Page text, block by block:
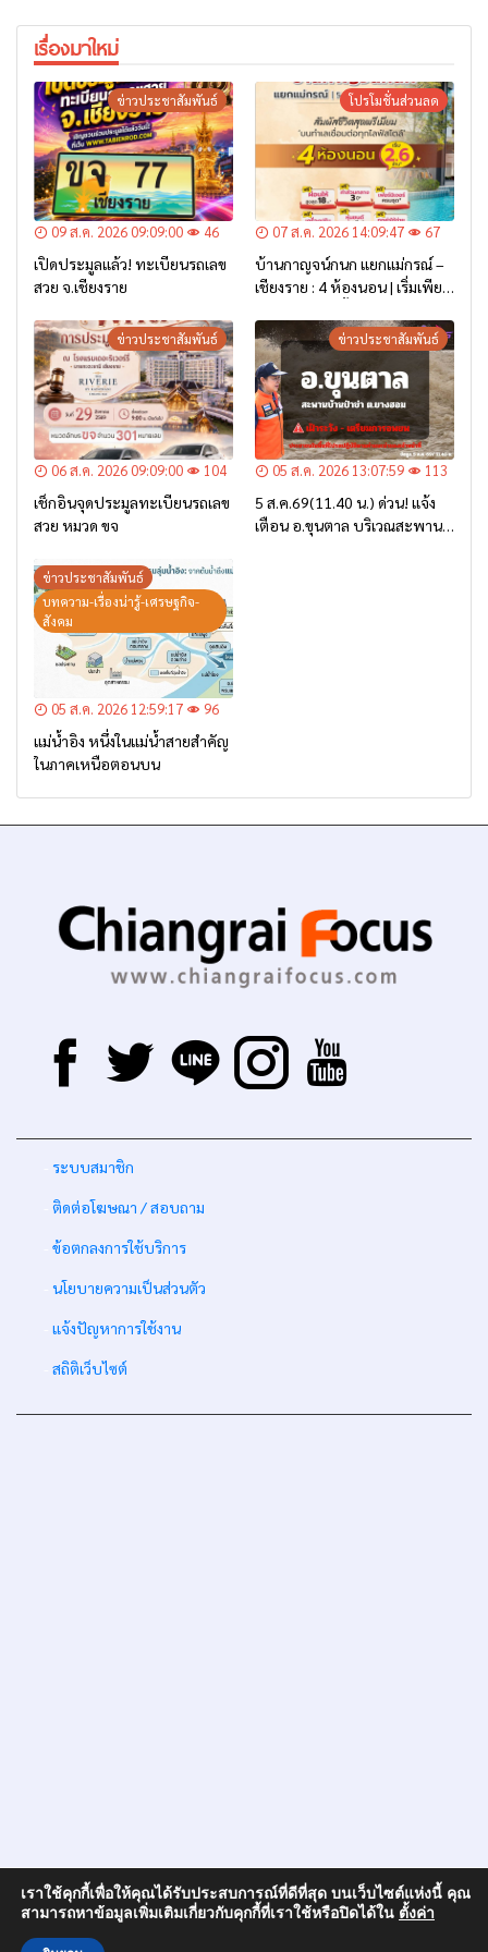
เรื่องมาใหม่
ข่าวประชาสัมพันธ์
09 ส.ค. 2026 09:09:00 46
เปิดประมูลแล้ว! ทะเบียนรถเลข
สวย จ.เชียงราย
โปรโมชั่นส่วนลด
07 ส.ค. 2026 14:09:47 67
บ้านกาญจน์กนก แยกแม่กรณ์ –
เชียงราย : 4 ห้องนอน | เริ่มเพียง
ข่าวประชาสัมพันธ์
06 ส.ค. 2026 09:09:00 104
เช็กอินจุดประมูลทะเบียนรถเลข
สวย หมวด ขจ
ข่าวประชาสัมพันธ์
05 ส.ค. 2026 13:07:59 113
5 ส.ค.69(11.40 น.) ด่วน! แจ้ง
เตือน อ.ขุนตาล บริเวณสะพาน
ข่าวประชาสัมพันธ์
บทความ-เรื่องน่ารู้-เศรษฐกิจ-
สังคม
05 ส.ค. 2026 12:59:17 96
แม่น้ำอิง หนึ่งในแม่น้ำสายสำคัญ
ในภาคเหนือตอนบน
เราใช้คุกกี้เพื่อให้คุณได้รับประสบการณ์ที่ดีที่สุด บนเว็บไซต์แห่งนี้ คุณ
สามารถหาข้อมูลเพิ่มเติมเกี่ยวกับคุกกี้ที่เราใช้หรือปิดได้ใน ตั้งค่า
ระบบสมาชิก
ติดต่อโฆษณา / สอบถาม
ข้อตกลงการใช้บริการ
นโยบายความเป็นส่วนตัว
แจ้งปัญหาการใช้งาน
สถิติเว็บไซต์